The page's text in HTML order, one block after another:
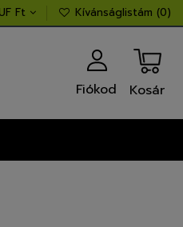
Ft Kívánságlistám (0)
Fiókod Kosár